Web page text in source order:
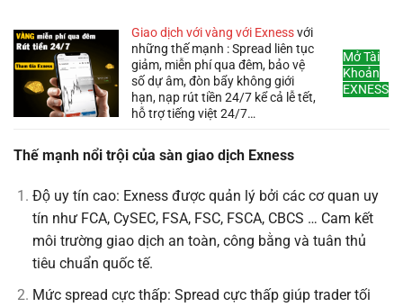
Giao dịch với vàng với Exnessvới
những thế mạnh : Spread liên tục
giảm, miễn phí qua đêm, bảo vệ
số dự âm, đòn bẩy không giới
hạn, nạp rút tiền 24/7 kể cả lễ tết,
hỗ trợ tiếng việt 24/7…
Mở Tài
Khoản
EXNESS
Thế mạnh nổi trội của sàn giao dịch Exness
Độ uy tín cao: Exness được quản lý bởi các cơ quan uy
tín như FCA, CySEC, FSA, FSC, FSCA, CBCS … Cam kết
môi trường giao dịch an toàn, công bằng và tuân thủ
tiêu chuẩn quốc tế.
Mức spread cực thấp: Spread cực thấp giúp trader tối